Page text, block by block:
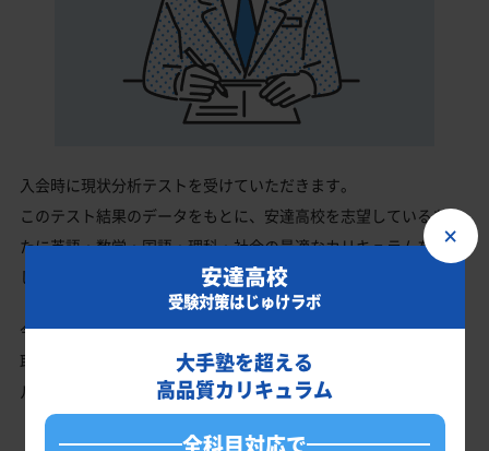
入会時に現状分析テストを受けていただきます。
このテスト結果のデータをもとに、安達高校を志望しているあな
たに英語・数学・国語・理科・社会の最適なカリキュラムを作成
します。
今の成績・偏差値から安達高校の入試で確実に合格最低点以上を
取る、余裕を持って合格点を取るための勉強法、学習スケジュー
ルを明確にします。
×
安達高校
受験対策はじゅけラボ
大手塾を超える
高品質カリキュラム
全科目対応で